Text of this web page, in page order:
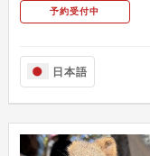
予約受付中
日本語